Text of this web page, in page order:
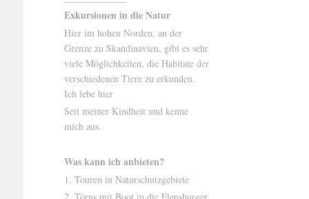
Exkursionen in die Natur
Hier im hohen Norden, an der
Grenze zu Skandinavien, gibt es sehr
viele Möglichkeiten, die Habitate der
verschiedenen Tiere zu erkunden.
Ich lebe hier
Seit meiner Kindheit und kenne
mich aus.
Was kann ich anbieten?
1. Touren in Naturschutzgebiete